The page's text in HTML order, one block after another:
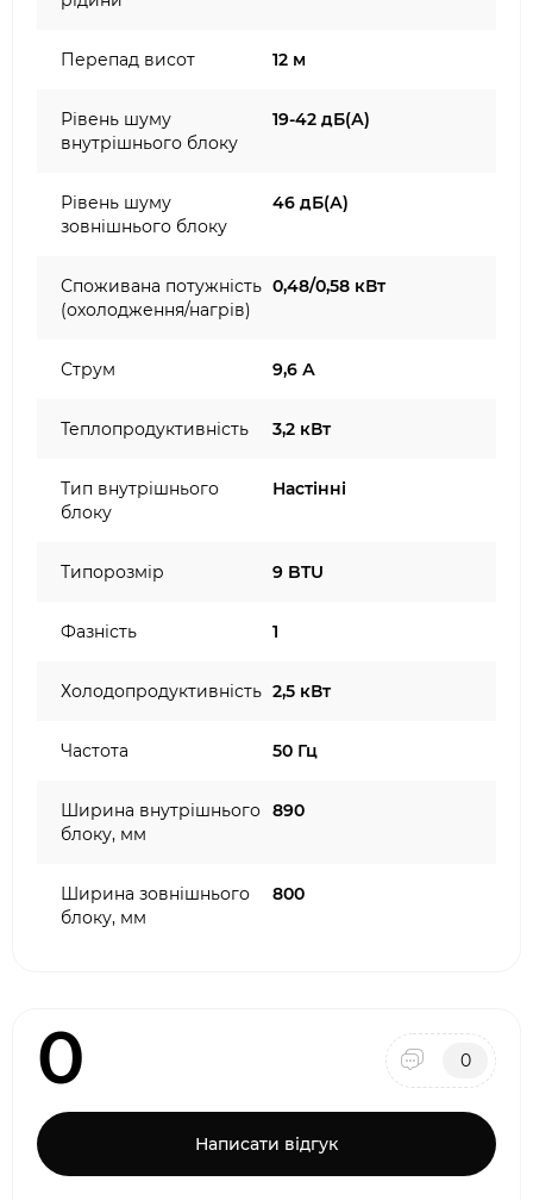
Перепад висот 12 м
Рівень шуму
внутрішнього блоку
19-42 дБ(А)
Рівень шуму
зовнішнього блоку
46 дБ(А)
Споживана потужність
(охолодження/нагрів)
0,48/0,58 кВт
Струм 9,6 А
Теплопродуктивність 3,2 кВт
Тип внутрішнього
блоку
Настінні
Типорозмір 9 BTU
Фазність 1
Холодопродуктивність 2,5 кВт
Частота 50 Гц
Ширина внутрішнього
блоку, мм
890
Ширина зовнішнього
блоку, мм
800
0 0
Написати відгук